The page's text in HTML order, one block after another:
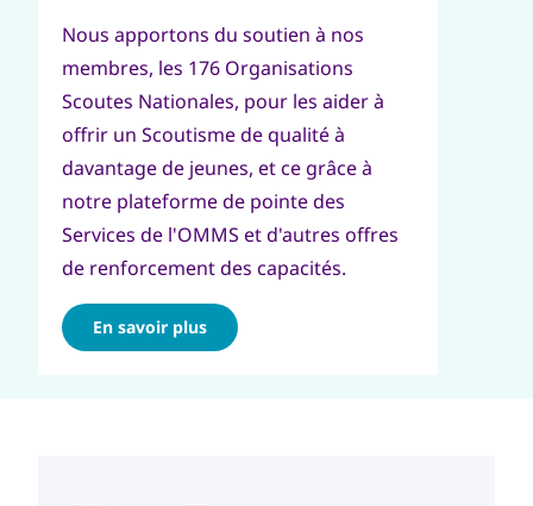
Nous apportons du soutien à nos
membres, les 176 Organisations
Scoutes Nationales, pour les aider à
offrir un Scoutisme de qualité à
davantage de jeunes, et ce grâce à
notre plateforme de pointe des
Services de l'OMMS et d'autres offres
de renforcement des capacités.
En savoir plus